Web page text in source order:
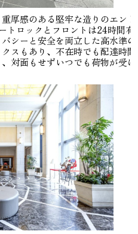
厚感のある堅牢な造りのエント
トロックとフロントは24時間有
シーと安全を両立した高水準の
スもあり、不在時でも配達時間
対面もせずいつでも荷物が受け